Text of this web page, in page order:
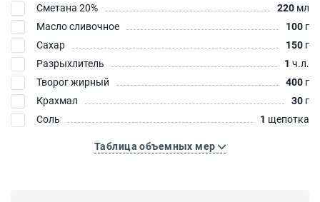
Сметана 20%
220 мл
Масло сливочное
100 г
Сахар
150 г
Разрыхлитель
1 ч.л.
Творог жирный
400 г
Крахмал
30 г
Соль
1 щепотка
Таблица объемных мер